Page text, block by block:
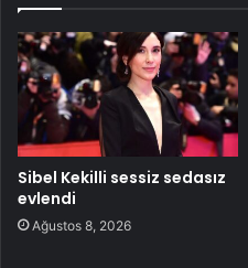
Sibel Kekilli sessiz sedasız
evlendi
Ağustos 8, 2026